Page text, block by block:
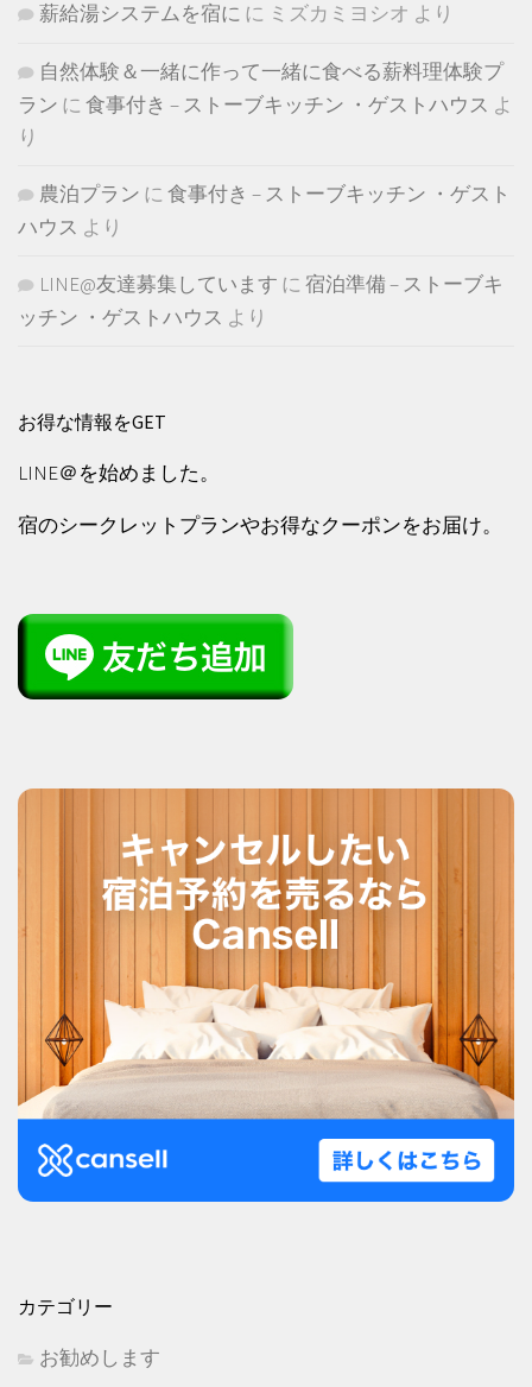
薪給湯システムを宿に に ミズカミヨシオ より
自然体験＆一緒に作って一緒に食べる薪料理体験プ
ラン に 食事付き – ストーブキッチン ・ゲストハウス よ
り
農泊プラン に 食事付き – ストーブキッチン ・ゲスト
ハウス より
LINE@友達募集しています に 宿泊準備 – ストーブキ
ッチン ・ゲストハウス より
お得な情報をGET
LINE＠を始めました。
宿のシークレットプランやお得なクーポンをお届け。
カテゴリー
お勧めします